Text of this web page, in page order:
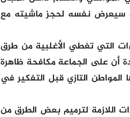
سيعرض نفسه لحجز ماشيته مع
التي تغطي الأغلبية من طرق
أن على الجماعة مكافحة ظاهرة
المواطن التازي قبل التفكير في
اللازمة لترميم بعض الطرق من